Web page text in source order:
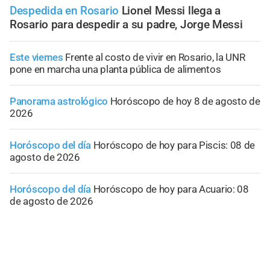
Despedida en Rosario Lionel Messi llega a
Rosario para despedir a su padre, Jorge Messi
Este viernes Frente al costo de vivir en Rosario, la UNR
pone en marcha una planta pública de alimentos
Panorama astrológico Horóscopo de hoy 8 de agosto de
2026
Horóscopo del día Horóscopo de hoy para Piscis: 08 de
agosto de 2026
Horóscopo del día Horóscopo de hoy para Acuario: 08
de agosto de 2026